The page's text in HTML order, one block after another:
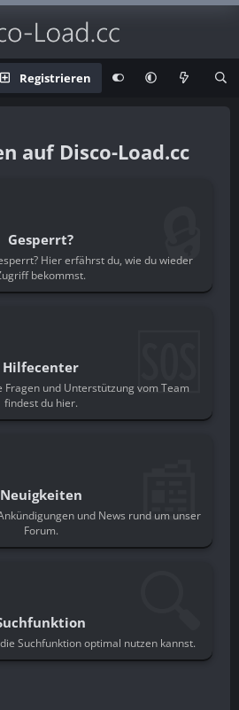
Registrieren
Disco-Load.cc
Gesperrt?
Hier erfährst du, wie du wieder
bekommst.
🔒
Hilfecenter
und Unterstützung vom Team
findest du hier.
🆘
Neuigkeiten
und News rund um unser
Forum.
📰
Suchfunktion optimal nutzen kannst.